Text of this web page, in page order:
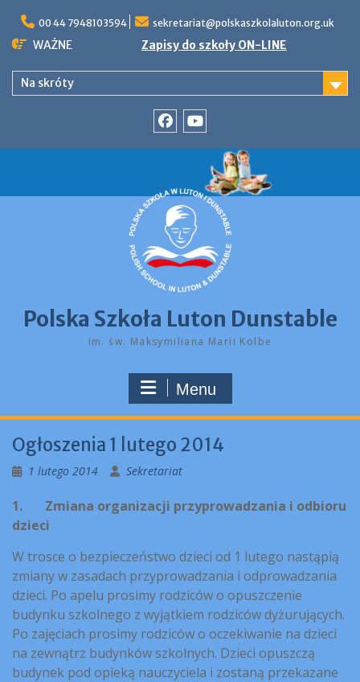
content
00 44 7948103594 sekretariat@polskaszkolaluton.org.uk
WAŻNE Zapisy do szkoły ON-LINE
Na skróty
Polska Szkoła Luton Dunstable
im. św. Maksymiliana Marii Kolbe
Menu
Ogłoszenia 1 lutego 2014
1 lutego 2014 Sekretariat
1. Zmiana organizacji przyprowadzania i odbioru
dzieci
W trosce o bezpieczeństwo dzieci od 1 lutego nastąpią
zmiany w zasadach przyprowadzania i odprowadzania
dzieci. Po apelu prosimy rodziców o opuszczenie
budynku szkolnego z wyjątkiem rodziców dyżurujących.
Po zajęciach prosimy rodziców o oczekiwanie na dzieci
na zewnątrz budynków szkolnych. Dzieci opuszczą
budynek pod opieką nauczyciela i zostaną przekazane